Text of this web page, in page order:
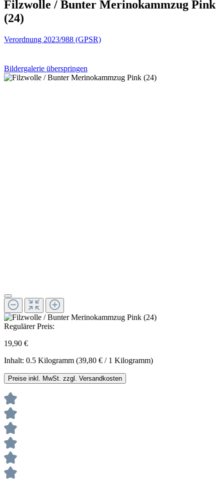
Filzwolle / Bunter Merinokammzug Pink
(24)
Verordnung 2023/988 (GPSR)
Bildergalerie überspringen
Regulärer Preis:
19,90 €
Inhalt: 0.5 Kilogramm (39,80 € / 1 Kilogramm)
Preise inkl. MwSt. zzgl. Versandkosten